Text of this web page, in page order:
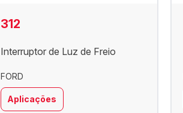
312
Interruptor de Luz de Freio
FORD
Aplicações